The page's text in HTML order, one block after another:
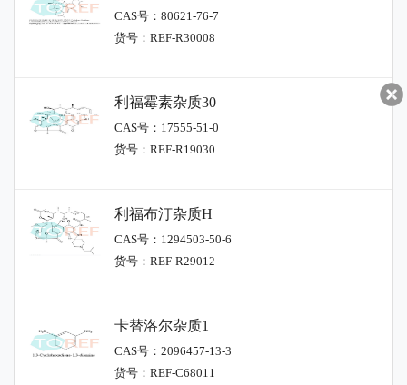
CAS号：80621-76-7
货号：REF-R30008
利福霉素杂质30
CAS号：17555-51-0
货号：REF-R19030
利福布汀杂质H
CAS号：1294503-50-6
货号：REF-R29012
卡替洛尔杂质1
CAS号：2096457-13-3
货号：REF-C68011